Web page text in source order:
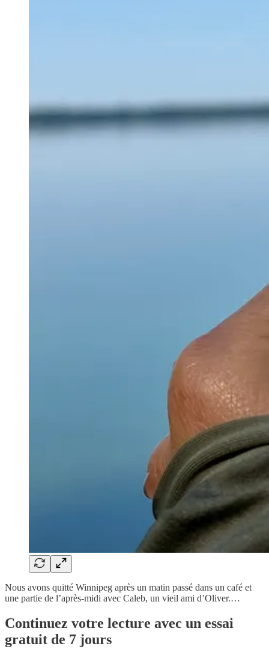
Nous avons quitté Winnipeg après un matin passé dans un café et
une partie de l’après-midi avec Caleb, un vieil ami d’Oliver.…
Continuez votre lecture avec un essai
gratuit de 7 jours